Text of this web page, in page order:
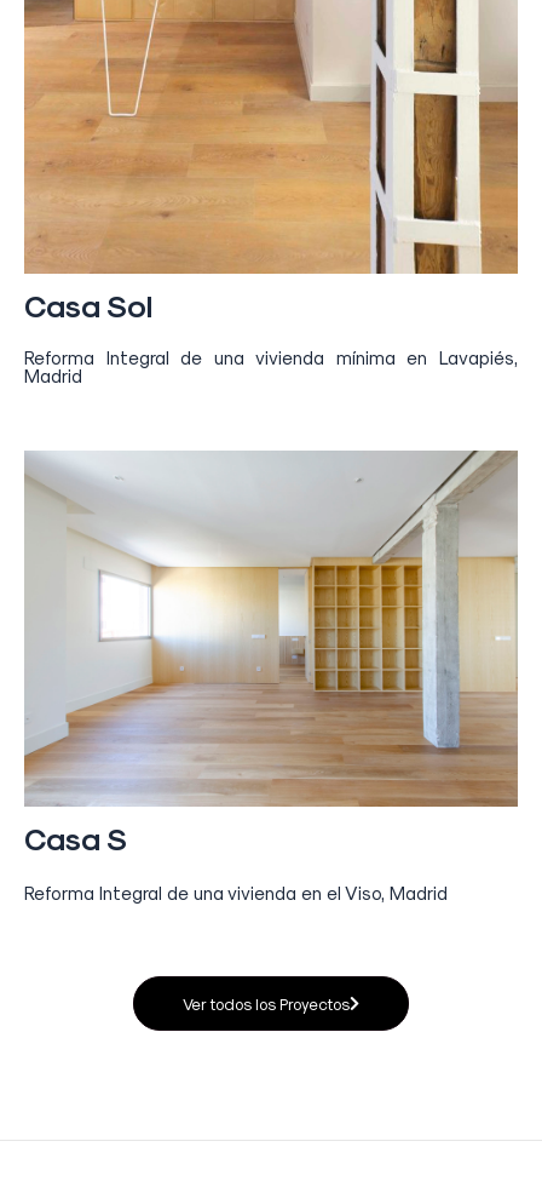
Casa Sol
Reforma Integral de una vivienda mínima en Lavapiés,
Madrid
Casa S
Reforma Integral de una vivienda en el Viso, Madrid
Ver todos los Proyectos